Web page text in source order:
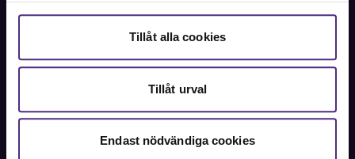
Tillåt alla cookies
Tillåt urval
Endast nödvändiga cookies
Bli medlem
Kontakta oss på SRAT med frågor om ditt medlemskap
eller allmänna fackliga frågor om din anställning.